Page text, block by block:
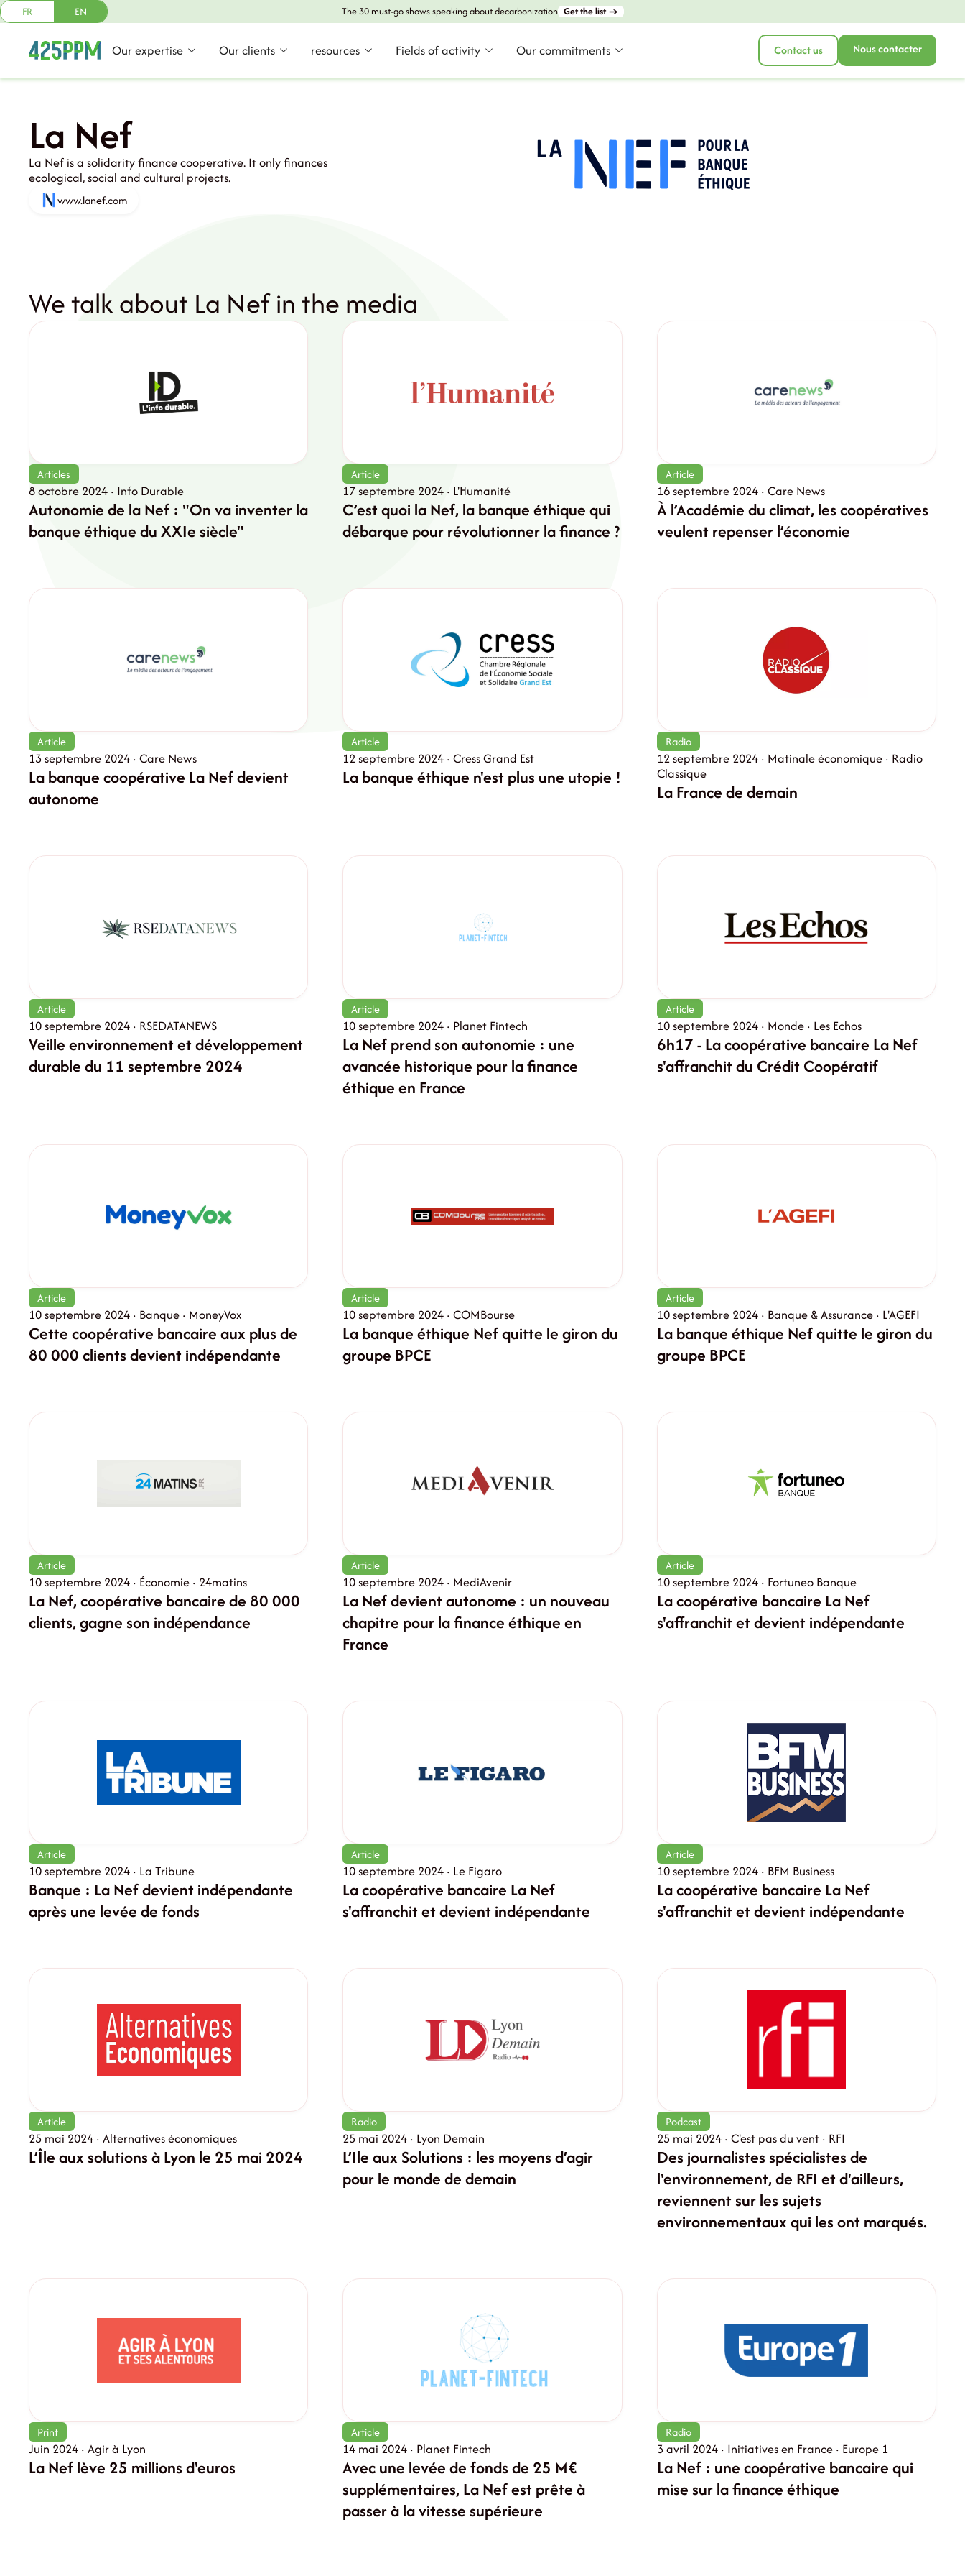
The 30 must-go shows speaking about decarbonization Get the list →
Our expertise Our clients resources Fields of activity Our commitments Contact us Nous contacter
FR EN
La Nef
La Nef is a solidarity finance cooperative. It only finances
ecological, social and cultural projects.
www.lanef.com
We talk about La Nef in the media
Articles
8 octobre 2024 · Info Durable
Autonomie de la Nef : "On va inventer la
banque éthique du XXIe siècle"
Article
17 septembre 2024 · L'Humanité
C’est quoi la Nef, la banque éthique qui
débarque pour révolutionner la finance ?
Article
16 septembre 2024 · Care News
À l’Académie du climat, les coopératives
veulent repenser l’économie
Article
13 septembre 2024 · Care News
La banque coopérative La Nef devient
autonome
Article
12 septembre 2024 · Cress Grand Est
La banque éthique n'est plus une utopie !
Radio
12 septembre 2024 · Matinale économique · Radio
Classique
La France de demain
Article
10 septembre 2024 · RSEDATANEWS
Veille environnement et développement
durable du 11 septembre 2024
Article
10 septembre 2024 · Planet Fintech
La Nef prend son autonomie : une
avancée historique pour la finance
éthique en France
Article
10 septembre 2024 · Monde · Les Echos
6h17 - La coopérative bancaire La Nef
s'affranchit du Crédit Coopératif
Article
10 septembre 2024 · Banque · MoneyVox
Cette coopérative bancaire aux plus de
80 000 clients devient indépendante
Article
10 septembre 2024 · COMBourse
La banque éthique Nef quitte le giron du
groupe BPCE
Article
10 septembre 2024 · Banque & Assurance · L'AGEFI
La banque éthique Nef quitte le giron du
groupe BPCE
Article
10 septembre 2024 · Économie · 24matins
La Nef, coopérative bancaire de 80 000
clients, gagne son indépendance
Article
10 septembre 2024 · MediAvenir
La Nef devient autonome : un nouveau
chapitre pour la finance éthique en
France
Article
10 septembre 2024 · Fortuneo Banque
La coopérative bancaire La Nef
s'affranchit et devient indépendante
Article
10 septembre 2024 · La Tribune
Banque : La Nef devient indépendante
après une levée de fonds
Article
10 septembre 2024 · Le Figaro
La coopérative bancaire La Nef
s'affranchit et devient indépendante
Article
10 septembre 2024 · BFM Business
La coopérative bancaire La Nef
s'affranchit et devient indépendante
Article
25 mai 2024 · Alternatives économiques
L’Île aux solutions à Lyon le 25 mai 2024
Radio
25 mai 2024 · Lyon Demain
L’Ile aux Solutions : les moyens d’agir
pour le monde de demain
Podcast
25 mai 2024 · C'est pas du vent · RFI
Des journalistes spécialistes de
l'environnement, de RFI et d'ailleurs,
reviennent sur les sujets
environnementaux qui les ont marqués.
Print
Juin 2024 · Agir à Lyon
La Nef lève 25 millions d'euros
Article
14 mai 2024 · Planet Fintech
Avec une levée de fonds de 25 M€
supplémentaires, La Nef est prête à
passer à la vitesse supérieure
Radio
3 avril 2024 · Initiatives en France · Europe 1
La Nef : une coopérative bancaire qui
mise sur la finance éthique